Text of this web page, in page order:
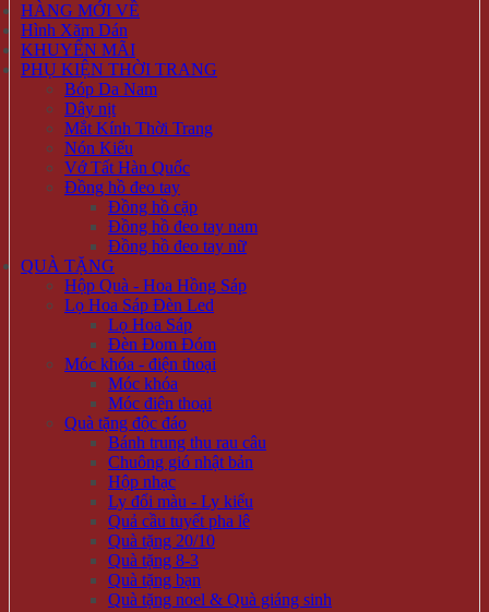
HÀNG MỚI VỀ
Hình Xăm Dán
KHUYẾN MÃI
PHỤ KIỆN THỜI TRANG
Bóp Da Nam
Dây nịt
Mắt Kính Thời Trang
Nón Kiểu
Vớ Tất Hàn Quốc
Đồng hồ đeo tay
Đồng hồ cặp
Đồng hồ đeo tay nam
Đồng hồ đeo tay nữ
QUÀ TẶNG
Hộp Quà - Hoa Hồng Sáp
Lọ Hoa Sáp Đèn Led
Lọ Hoa Sáp
Đèn Đom Đóm
Móc khóa - điện thoại
Móc khóa
Móc điện thoại
Quà tặng độc đáo
Bánh trung thu rau câu
Chuông gió nhật bản
Hộp nhạc
Ly đổi màu - Ly kiểu
Quả cầu tuyết pha lê
Quà tặng 20/10
Quà tặng 8-3
Quà tặng bạn
Quà tặng noel & Quà giáng sinh